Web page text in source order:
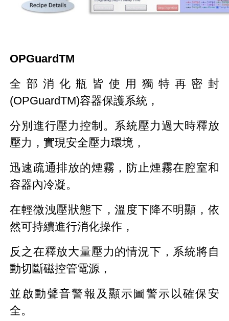
OPGuardTM
全部消化瓶皆使用獨特再密封
(OPGuardTM)容器保護系統，
分別進行壓力控制。系統壓力過大時釋放
壓力，實現安全壓力環境，
迅速疏通排放的煙霧，防止煙霧在腔室和
容器內冷凝。
在輕微洩壓狀態下，溫度下降不明顯，依
然可持續進行消化操作，
反之在釋放大量壓力的情況下，系統將自
動切斷磁控管電源，
並啟動聲音警報及顯示圖警示以確保安
全。